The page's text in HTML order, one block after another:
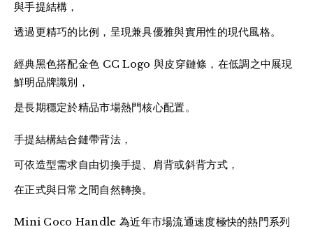
與手提結構，
透過更精巧的比例，呈現兼具優雅與實用性的現代風格。
經典黑色搭配金色 CC Logo 與皮穿鏈條，在低調之中展現
鮮明品牌識別，
是長期穩定於精品市場熱門核心配置。
手提結構結合鏈帶背法，
可依造型需求自由切換手提、肩背或斜背方式，
在正式與日常之間自然轉換。
Mini Coco Handle 為近年市場流通速度極快的熱門系列